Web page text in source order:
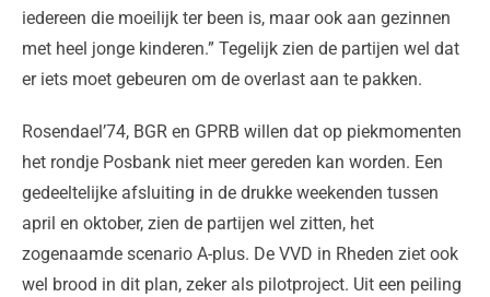
iedereen die moeilijk ter been is, maar ook aan gezinnen
met heel jonge kinderen.” Tegelijk zien de partijen wel dat
er iets moet gebeuren om de overlast aan te pakken.
Rosendael’74, BGR en GPRB willen dat op piekmomenten
het rondje Posbank niet meer gereden kan worden. Een
gedeeltelijke afsluiting in de drukke weekenden tussen
april en oktober, zien de partijen wel zitten, het
zogenaamde scenario A-plus. De VVD in Rheden ziet ook
wel brood in dit plan, zeker als pilotproject. Uit een peiling